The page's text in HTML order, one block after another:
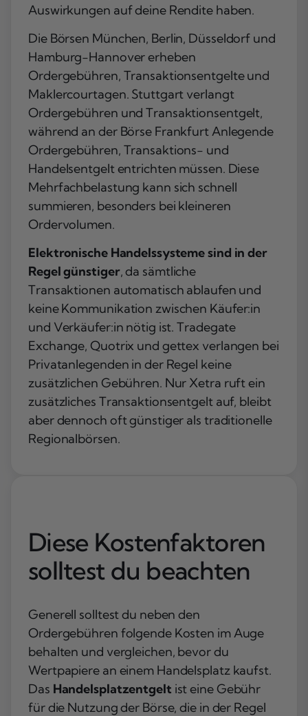
Auswirkungen auf deine Rendite haben.
Die Börsen München, Berlin, Düsseldorf und
Hamburg-Hannover erheben
Ordergebühren, Transaktionsentgelte und
Maklercourtagen. Stuttgart verlangt
Ordergebühren und Transaktionsentgelt,
während an der Börse Frankfurt Anlegende
Ordergebühren, Transaktions- und
Handelsentgelt entrichten müssen. Diese
Mehrfachbelastung kann sich schnell
summieren, besonders bei kleineren
Ordervolumen.
Elektronische Handelssysteme sind in der
Regel günstiger, da sämtliche
Transaktionen automatisch ablaufen und
keine Kommunikation zwischen Käufer:in
und Verkäufer:in nötig ist. Tradegate
Exchange, Quotrix und gettex verlangen bei
Privatanlegenden in der Regel keine
zusätzlichen Gebühren. Nur Xetra ruft ein
zusätzliches Transaktionsentgelt auf, bleibt
aber dennoch oft günstiger als traditionelle
Regionalbörsen.
Diese Kostenfaktoren
solltest du beachten
Generell solltest du neben den
Ordergebühren folgende Kosten im Auge
behalten und vergleichen, bevor du
Wertpapiere an einem Handelsplatz kaufst.
Das Handelsplatzentgelt ist eine Gebühr
für die Nutzung der Börse, die in der Regel